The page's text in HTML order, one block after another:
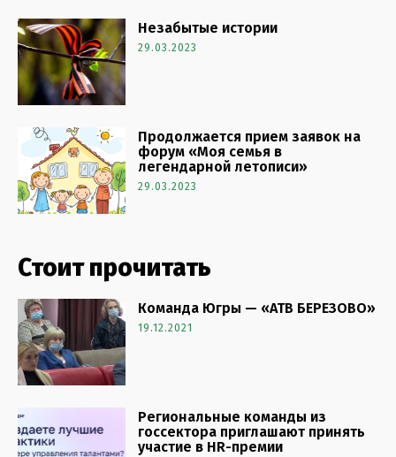
Незабытые истории
29.03.2023
Продолжается прием заявок на
форум «Моя семья в
легендарной летописи»
29.03.2023
Стоит прочитать
Команда Югры — «АТВ БЕРЕЗОВО»
19.12.2021
Региональные команды из
госсектора приглашают принять
участие в HR-премии